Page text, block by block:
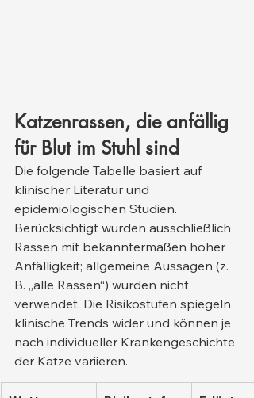
Katzenrassen, die anfällig
für Blut im Stuhl sind
Die folgende Tabelle basiert auf
klinischer Literatur und
epidemiologischen Studien.
Berücksichtigt wurden ausschließlich
Rassen mit bekanntermaßen hoher
Anfälligkeit; allgemeine Aussagen (z.
B. „alle Rassen“) wurden nicht
verwendet. Die Risikostufen spiegeln
klinische Trends wider und können je
nach individueller Krankengeschichte
der Katze variieren.